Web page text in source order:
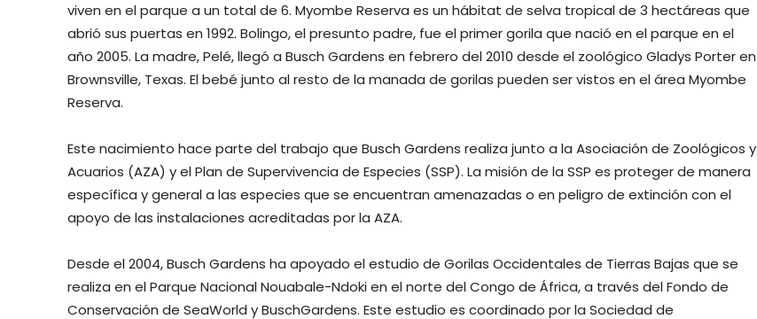
viven en el parque a un total de 6. Myombe Reserva es un hábitat de selva tropical de 3 hectáreas que
abrió sus puertas en 1992. Bolingo, el presunto padre, fue el primergorila que nació en el parque en el
año 2005. La madre, Pelé, llegó a Busch Gardens en febrero del 2010 desde el zoológico Gladys Porter en
Brownsville, Texas. Elbebé junto al resto de la manada de gorilas pueden ser vistos en el área Myombe
Reserva.
Este nacimiento hace parte del trabajo que Busch Gardens realiza junto a la Asociación de Zoológicos y
Acuarios (AZA) y el Plan de Supervivencia de Especies (SSP). La misión de la SSP es proteger de manera
específica y general a las especies que se encuentran amenazadas o en peligro de extinción con el
apoyo de las instalaciones acreditadas por la AZA.
Desde el 2004,Busch Gardens ha apoyado el estudio de Gorilas Occidentales de Tierras Bajas que se
realiza en el Parque Nacional Nouabale-Ndoki en el norte del Congo de África, a través del Fondo de
Conservación de SeaWorld yBuschGardens. Este estudio es coordinado por la Sociedad de